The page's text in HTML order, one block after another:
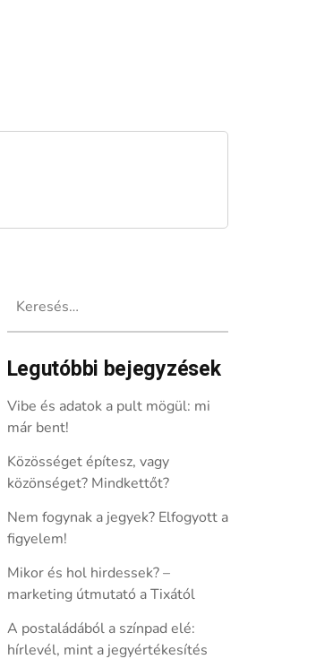
Legutóbbi bejegyzések
Vibe és adatok a pult mögül: mi
már bent!
Közösséget építesz, vagy
közönséget? Mindkettőt?
Nem fogynak a jegyek? Elfogyott a
figyelem!
Mikor és hol hirdessek? –
marketing útmutató a Tixától
A postaládából a színpad elé:
hírlevél, mint a jegyértékesítés